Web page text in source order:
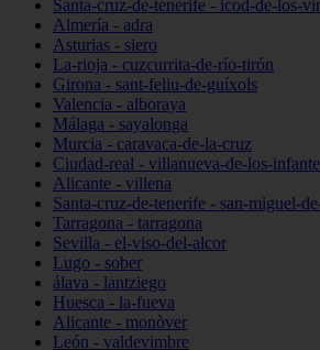
Santa-cruz-de-tenerife - icod-de-los-
Almería - adra
Asturias - siero
La-rioja - cuzcurrita-de-río-tirón
Girona - sant-feliu-de-guíxols
Valencia - alboraya
Málaga - sayalonga
Murcia - caravaca-de-la-cruz
Ciudad-real - villanueva-de-los-
Alicante - villena
Santa-cruz-de-tenerife - san-miguel-
Tarragona - tarragona
Sevilla - el-viso-del-alcor
Lugo - sober
álava - lantziego
Huesca - la-fueva
Alicante - monòver
León - valdevimbre